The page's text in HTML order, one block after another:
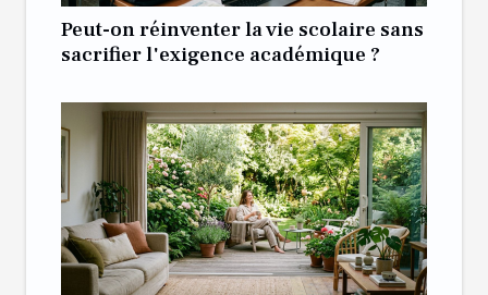
Peut-on réinventer la vie scolaire sans
sacrifier l'exigence académique ?